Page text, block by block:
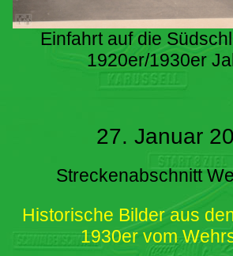
Einfahrt auf die
1920er/1930er
27. Januar
Streckenabschnitt
Historische Bilder aus
1930er vom